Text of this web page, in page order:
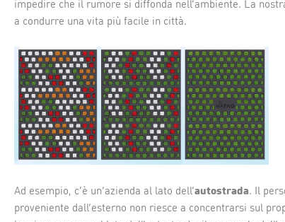
impedire che il rumore si diffonda nell’ambiente. La
a condurre una vita più facile in città.
Ad esempio, c’è un’azienda al lato dell’autostrada. Il
proveniente dall’esterno non riesce a concentrarsi sul